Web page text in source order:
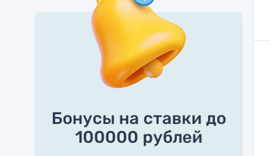
Бонусы на ставки до
100000 рублей